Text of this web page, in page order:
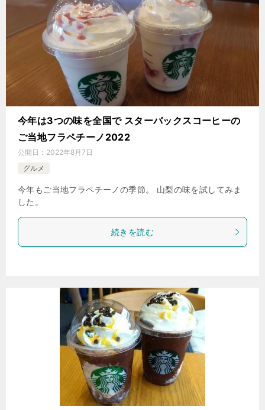
今年は3つの味を全国で スターバックスコーヒーの
ご当地フラペチーノ2022
公開日： 2022年8月7日
グルメ
今年もご当地フラペチーノの季節。 山梨の味を試してみま
した。
続きを読む